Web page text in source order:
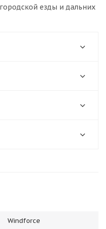
езды и дальних
Windforce